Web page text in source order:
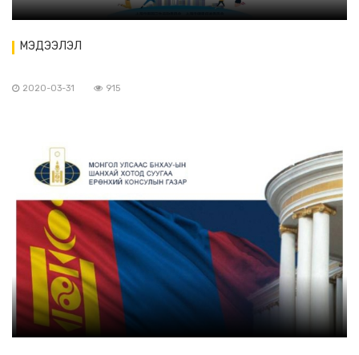
МЭДЭЭЛЭЛ
2020-03-31 915